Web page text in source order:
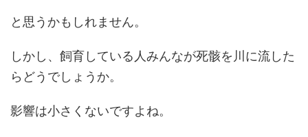
と思うかもしれません。
しかし、飼育している人みんなが死骸を川に流した
らどうでしょうか。
影響は小さくないですよね。